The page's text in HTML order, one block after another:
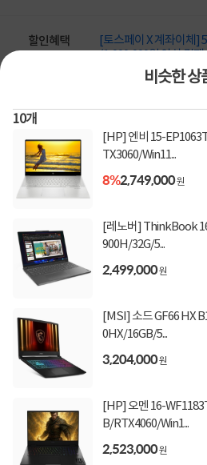
비슷한 상
10개
[HP] 엔비 15-
TX3060/Win11...
8%2,749,000원
[레노버] ThinkBook
900H/32G/5...
2,499,000원
[MSI] 소드 GF66 HX
0HX/16GB/5...
3,204,000원
[HP] 오멘 16-
B/RTX4060/Win1...
2,523,000원
할인혜택
[토스페이 X 계좌이체]
(1,000,000원 이상 결제
[토스페이 X 계좌이체]
(600,000원 이상 결제
[토스페이 X 현대카드]
상 결제 시)
무이자 할부혜택
결제혜택
적립금 6,560원 적립
입고일 미정
배송정보
배송비
상세정보 구매후기(11
구매 시 유의